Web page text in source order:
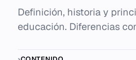
Definición, historia y
educación. Diferencias